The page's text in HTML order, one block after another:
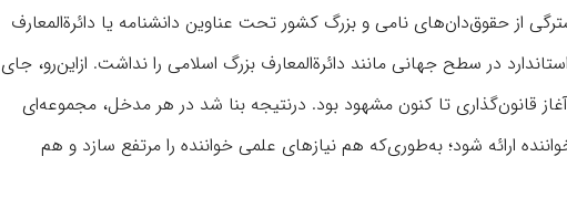
از حقوق‌دان‌های نامى و بزرگ کشور تحت عناوین دانشنامه یا دائرةالمعارف
در سطح جهانى مانند دائرةالمعارف بزرگ اسلامى را نداشت. ازاین‌رو، جای
قانون‌گذاری تا کنون مشهود بود. درنتیجه بنا شد در هر مدخل، مجموعه‌ای
ارائه شود؛ به‌طوری‌که هم نیازهای علمى خواننده را مرتفع سازد و هم